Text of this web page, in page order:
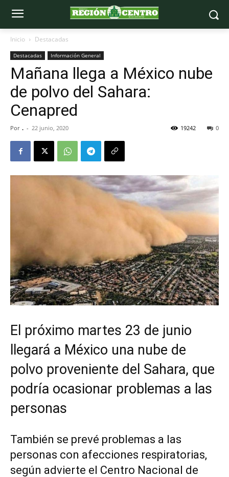
Inicio Destacadas
Destacadas Información General
Mañana llega a México nube
de polvo del Sahara:
Cenapred
Por . - 22 junio, 2020 0
19242
El próximo martes 23 de junio
llegará a México una nube de
polvo proveniente del Sahara, que
podría ocasionar problemas a las
personas
También se prevé problemas a las
personas con afecciones respiratorias,
según advierte el Centro Nacional de